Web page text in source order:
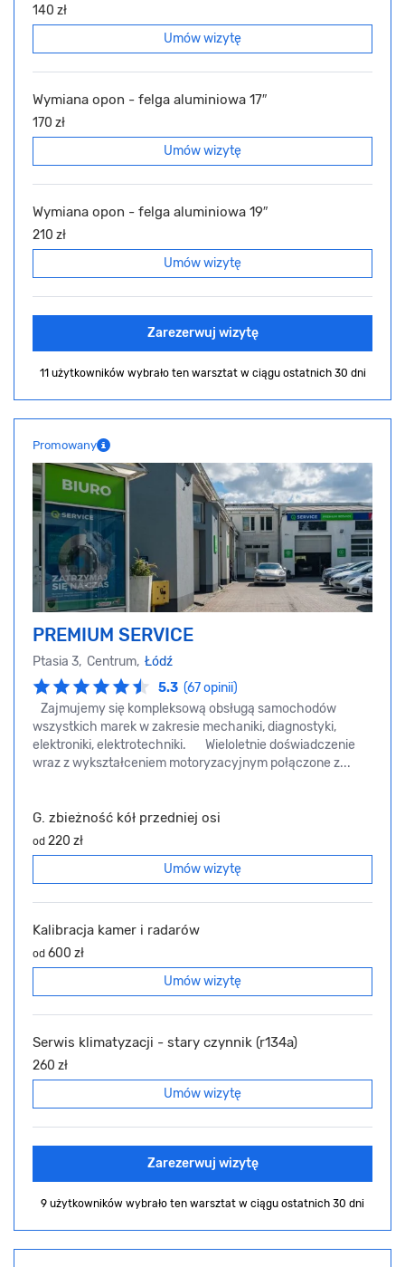
140 zł
Umów wizytę
Wymiana opon - felga aluminiowa 17″
170 zł
Umów wizytę
Wymiana opon - felga aluminiowa 19″
210 zł
Umów wizytę
Zarezerwuj wizytę
11 użytkowników wybrało ten warsztat w ciągu ostatnich 30 dni
Promowany
PREMIUM SERVICE
Ptasia 3, Centrum, Łódź
5.3 (67 opinii)
Zajmujemy się kompleksową obsługą samochodów
wszystkich marek w zakresie mechaniki, diagnostyki,
elektroniki, elektrotechniki. Wieloletnie doświadczenie
wraz z wykształceniem motoryzacyjnym połączone z...
G. zbieżność kół przedniej osi
od 220 zł
Umów wizytę
Kalibracja kamer i radarów
od 600 zł
Umów wizytę
Serwis klimatyzacji - stary czynnik (r134a)
260 zł
Umów wizytę
Zarezerwuj wizytę
9 użytkowników wybrało ten warsztat w ciągu ostatnich 30 dni